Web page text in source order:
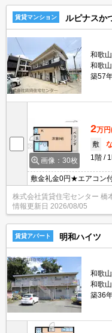
賃貸マンション ルピナスか
和歌
和歌
築57
画像：30枚
2万円
敷
1階
敷金礼金0円★エアコン
賃貸住宅センターへお任
株式会社賃貸住宅センター 橋
情報更新日 2026/08/05
賃貸アパート 明和ハイツ
和歌
和歌
築36